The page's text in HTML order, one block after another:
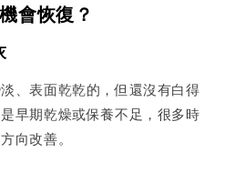
會恢復？
、表面乾乾的，但還沒有白得
早期乾燥或保養不足，很多時
向改善。